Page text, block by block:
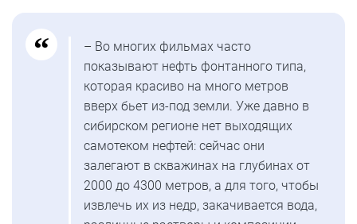
– Во многих фильмах часто
показывают нефть фонтанного типа,
которая красиво на много метров
вверх бьет из-под земли. Уже давно в
сибирском регионе нет выходящих
самотеком нефтей: сейчас они
залегают в скважинах на глубинах от
2000 до 4300 метров, а для того, чтобы
извлечь их из недр, закачивается вода,